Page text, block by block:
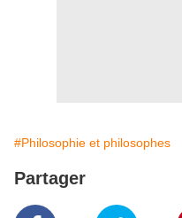
#Philosophie et philosophes
Partager